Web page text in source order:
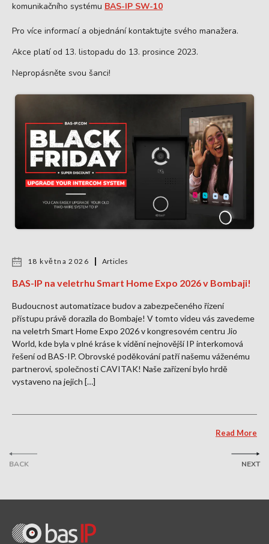
komunikačního systému BAS-IP SW-10
Pro více informací a objednání kontaktujte svého manažera.
Akce platí od 13. listopadu do 13. prosince 2023.
Nepropásněte svou šanci!
BACK
18 května 2026 Articles
BAS-IP na veletrhu Smart Home Expo 2026 v Bombaji!
Budoucnost automatizace budov a zabezpečeného řízení
přístupu právě dorazila do Bombaje! V tomto videu vás zavedeme
na veletrh Smart Home Expo 2026 v kongresovém centru Jio
World, kde byla v plné kráse k vidění nejnovější IP interkomová
řešení od BAS-IP. Obrovské poděkování patří našemu váženému
partnerovi, společnosti CAVITAK! Naše zařízení bylo hrdě
vystaveno na jejich […]
Read More
NEXT